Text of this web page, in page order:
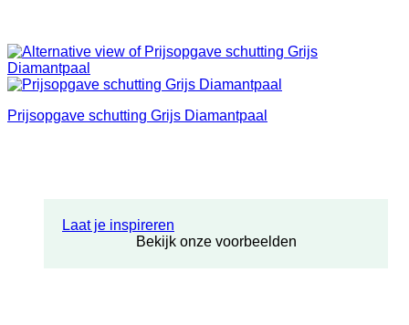
Laat je inspireren
Bekijk onze voorbeelden
Prijsopgave schutting Grijs Diamantpaal